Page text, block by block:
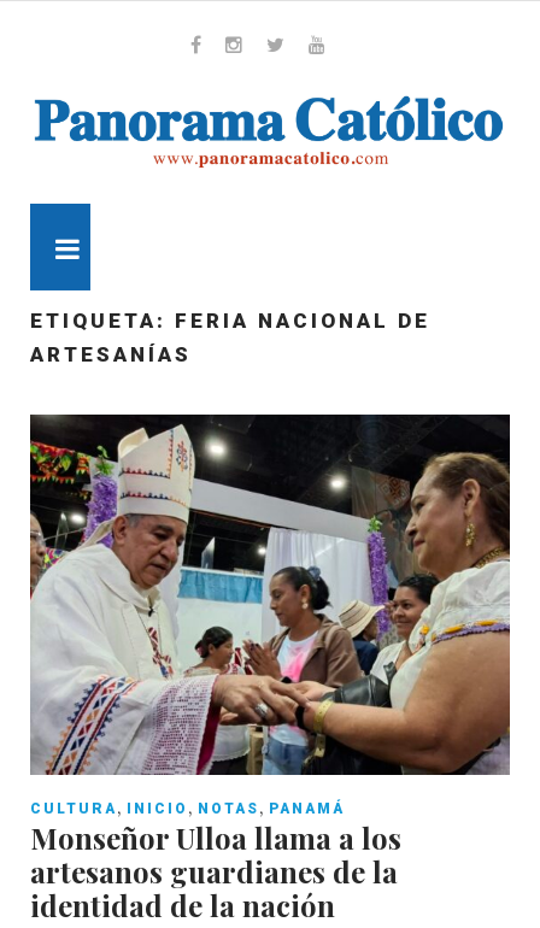
ETIQUETA: FERIA NACIONAL DE
ARTESANÍAS
CULTURA, INICIO , NOTAS , PANAMÁ
Monseñor Ulloa llama a los
artesanos guardianes de la
identidad de la nación